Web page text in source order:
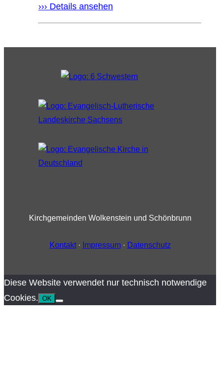
››› Details ansehen
Kirchgemeinden Wolkenstein und Schönbrunn
Kontakt· Impressum· Datenschutz
Diese Website verwendet nur technisch notwendige
Cookies. OK